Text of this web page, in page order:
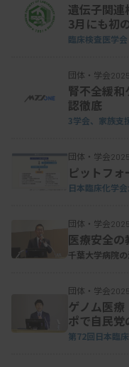
示した。
「横のつなが
布施会長
千臨技の布施義也
情報や意見交換を
をつくってほしい
活躍を支援してい
田幸夫会長も、若
方について、1都8
遺伝子関
3月にも初
臨床検査医学会
団体・学会
腎不全緩
認徹底
3学会、家族支
団体・学会
ピットフ
日本臨床化学
団体・学会
医療安全の
千葉大学病院
団体・学会
ゲノム医
ポで自民党
第72回日本臨